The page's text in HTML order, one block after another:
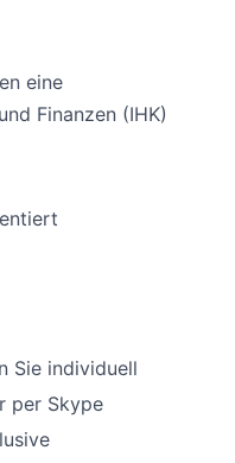
eine
Finanzen (IHK)
Sie individuell
per Skype